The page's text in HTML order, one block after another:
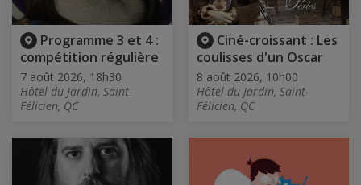
Programme 3 et 4 :
compétition régulière
7 août 2026, 18h30
Hôtel du Jardin, Saint-
Félicien, QC
Ciné-croissant : Les
coulisses d'un Oscar
8 août 2026, 10h00
Hôtel du Jardin, Saint-
Félicien, QC